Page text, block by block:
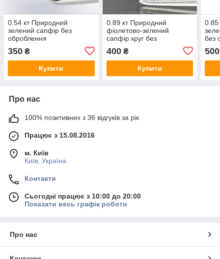
0.54 кт Природний
зелений сапфір без
оброблення
350 ₴
Купити
0.89 кт Природний
фіолетово-зелений
сапфір круг без
400₴
Купити
0.85
без
500
Про нас
100% позитивних з 36 відгуків за рік
Працює з 15.08.2016
м. Київ
Київ, Україна
Контакти
Сьогодні працює з 10:00 до 20:00
Показати весь графік роботи
Про нас